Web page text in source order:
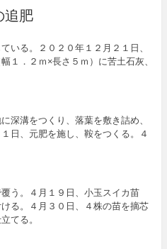
追肥
いる。２０２０年１２月２１日、
１．２ｍ×長さ５ｍ）に苦土石灰、
深溝をつくり、落葉を敷き詰め、
日、元肥を施し、鞍をつくる。４
う。４月１９日、小玉スイカ苗
る。４月３０日、４株の苗を摘芯
てる。